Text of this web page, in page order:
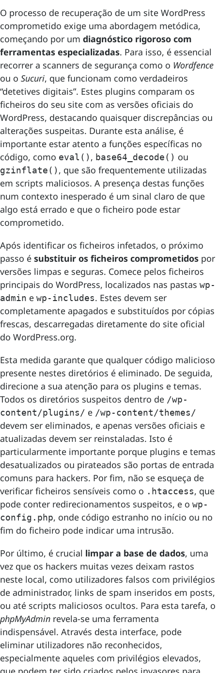
O processo de recuperação de um site WordPress
comprometido exige uma abordagem metódica,
começando por um diagnóstico rigoroso com
ferramentas especializadas. Para isso, é essencial
recorrer a scanners de segurança como o Wordfence
ou o Sucuri, que funcionam como verdadeiros
“detetives digitais”. Estes plugins comparam os
ficheiros do seu site com as versões oficiais do
WordPress, destacando quaisquer discrepâncias ou
alterações suspeitas. Durante esta análise, é
importante estar atento a funções específicas no
código, como eval() , base64_decode() ou
gzinflate() , que são frequentemente utilizadas
em scripts maliciosos. A presença destas funções
num contexto inesperado é um sinal claro de que
algo está errado e que o ficheiro pode estar
comprometido.
Após identificar os ficheiros infetados, o próximo
passo é substituir os ficheiros comprometidos por
versões limpas e seguras. Comece pelos ficheiros
principais do WordPress, localizados nas pastas wp-
admin e wp-includes. Estes devem ser
completamente apagados e substituídos por cópias
frescas, descarregadas diretamente do site oficial
do WordPress.org.
Esta medida garante que qualquer código malicioso
presente nestes diretórios é eliminado. De seguida,
direcione a sua atenção para os plugins e temas.
Todos os diretórios suspeitos dentro de /wp-
content/plugins/ e /wp-content/themes/
devem ser eliminados, e apenas versões oficiais e
atualizadas devem ser reinstaladas. Isto é
particularmente importante porque plugins e temas
desatualizados ou pirateados são portas de entrada
comuns para hackers. Por fim, não se esqueça de
verificar ficheiros sensíveis como o .htaccess, que
pode conter redirecionamentos suspeitos, e o wp-
config.php, onde código estranho no início ou no
fim do ficheiro pode indicar uma intrusão.
Por último, é crucial limpar a base de dados, uma
vez que os hackers muitas vezes deixam rastos
neste local, como utilizadores falsos com privilégios
de administrador, links de spam inseridos em posts,
ou até scripts maliciosos ocultos. Para esta tarefa, o
phpMyAdmin revela-se uma ferramenta
indispensável. Através desta interface, pode
eliminar utilizadores não reconhecidos,
especialmente aqueles com privilégios elevados,